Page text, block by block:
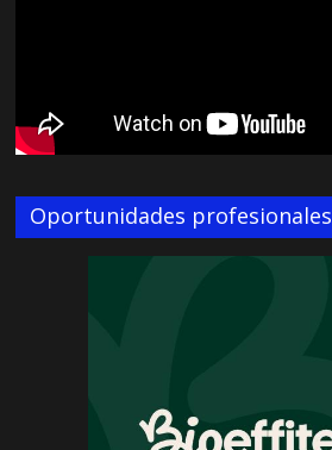
Oportunidades profesionales